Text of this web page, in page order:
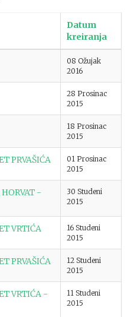
Datum
kreiranja
08 Ožujak
2016
28 Prosinac
2015
18 Prosinac
2015
PRVAŠIĆA
01 Prosinac
2015
-
30 Studeni
2015
VRTIĆA
16 Studeni
2015
PRVAŠIĆA
12 Studeni
2015
VRTIĆA -
11 Studeni
2015